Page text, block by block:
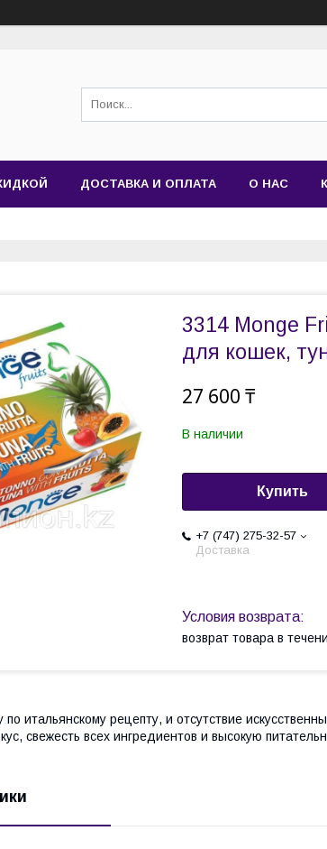
ДОСТАВКА И ОПЛАТА О НАС
3314 Monge
для кошек,
27 600 ₸
В наличии
Купить
+7 (747) 275-32-57
Доставка
возврат товара в
итальянскому рецепту, и отсутствие
свежесть всех ингредиентов и высокую